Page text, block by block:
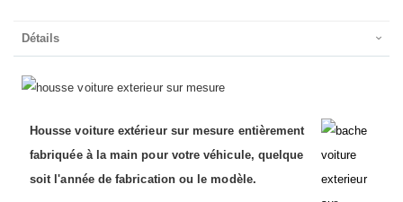
Détails
Housse voiture extérieur sur mesure entièrement
fabriquée à la main pour votre véhicule, quelque
soit l'année de fabrication ou le modèle.